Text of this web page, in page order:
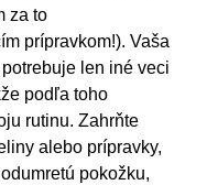
za to
prípravkom!). Vaša
len iné veci
podľa toho
rutinu. Zahrňte
alebo prípravky,
pokožku,